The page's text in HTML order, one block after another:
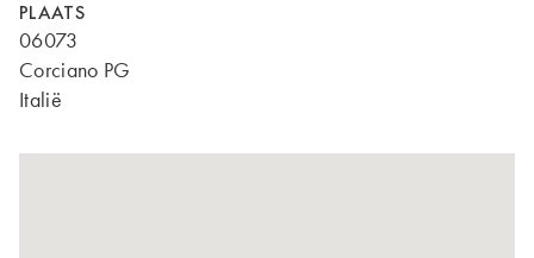
PLAATS
06073
Corciano PG
Italië